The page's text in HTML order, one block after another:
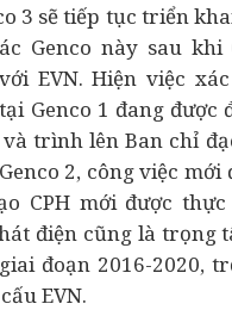
3 sẽ tiếp tục triển
Genco này sau khi
EVN. Hiện việc
Genco 1 đang được
trình lên Ban chỉ
2, công việc
CPH mới được thực
điện cũng là trọng
giai đoạn 2016-2020,
EVN.